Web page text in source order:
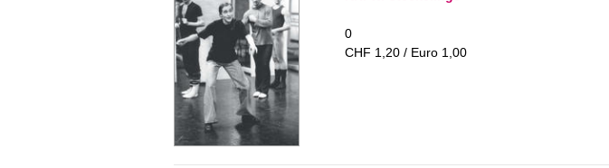
0
CHF 1,20 / Euro 1,00